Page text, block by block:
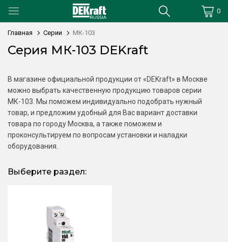
0
Главная Серии МК-103
Серия МК-103 DEKraft
В магазине официальной продукции от «DEKraft» в Москве
можно выбрать качественную продукцию товаров серии
МК-103. Мы поможем индивидуально подобрать нужный
товар, и предложим удобный для Вас вариант доставки
товара по городу Москва, а также поможем и
проконсультируем по вопросам установки и наладки
оборудования.
Выберите раздел: